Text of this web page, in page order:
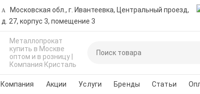
Московская обл., г. Ивантеевка, Центральный проезд,
д. 27, корпус 3, помещение 3
Металлопрокат
купить в Москве
оптом и в розницу |
Компания Кристаль
Компания Акции Услуги Бренды Статьи